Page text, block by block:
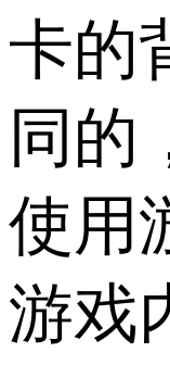
卡的
同的
使用
游戏